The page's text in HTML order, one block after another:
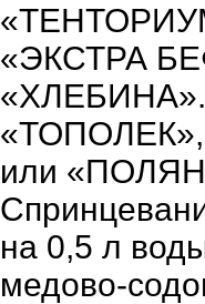
«ЭКСТРА
или
на 0,5 л
медово-